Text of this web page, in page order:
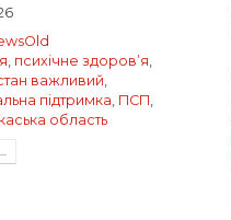
психічне здоровʼя
важливий
підтримка ПСП
область